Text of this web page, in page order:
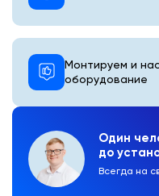
Один
до
Всегда на
Монтируем и
оборудование